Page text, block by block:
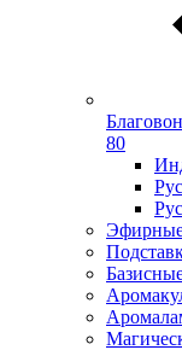
80